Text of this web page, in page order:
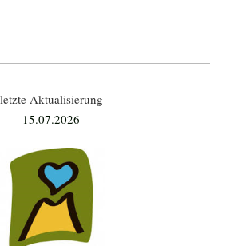
letzte Aktualisierung
15.07.2026